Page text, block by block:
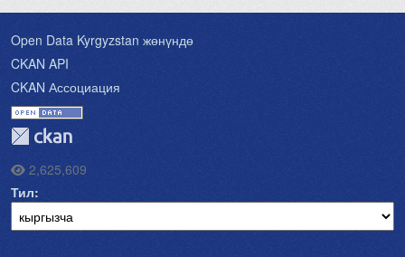
Open Data Kyrgyzstan жөнүндө
CKAN API
CKAN Ассоциация
2,625,609
Тил